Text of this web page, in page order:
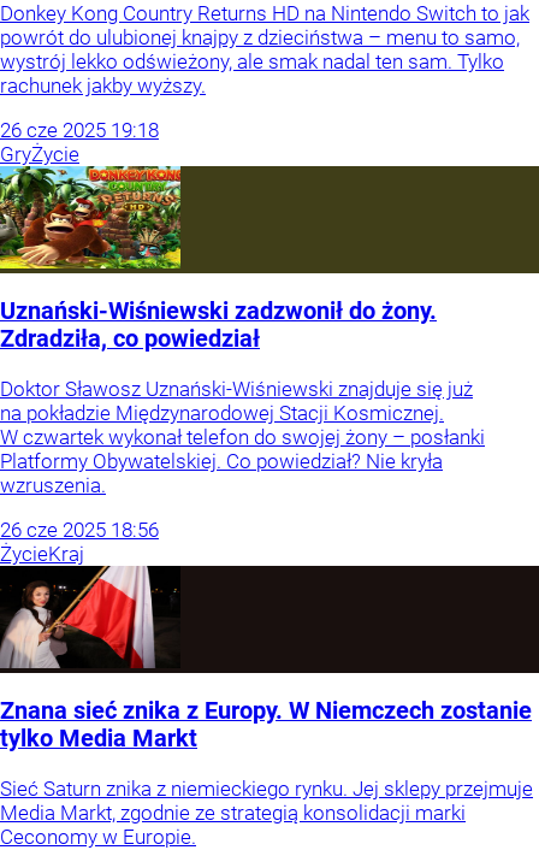
Donkey Kong Country Returns HD na Nintendo Switch to jak
powrót do ulubionej knajpy z dzieciństwa – menu to samo,
wystrój lekko odświeżony, ale smak nadal ten sam. Tylko
rachunek jakby wyższy.
26 cze 2025 19:18
GryŻycie
Uznański-Wiśniewski zadzwonił do żony.
Zdradziła, co powiedział
Doktor Sławosz Uznański-Wiśniewski znajduje się już
na pokładzie Międzynarodowej Stacji Kosmicznej.
W czwartek wykonał telefon do swojej żony – posłanki
Platformy Obywatelskiej. Co powiedział? Nie kryła
wzruszenia.
26 cze 2025 18:56
ŻycieKraj
Znana sieć znika z Europy. W Niemczech zostanie
tylko Media Markt
Sieć Saturn znika z niemieckiego rynku. Jej sklepy przejmuje
Media Markt, zgodnie ze strategią konsolidacji marki
Ceconomy w Europie.